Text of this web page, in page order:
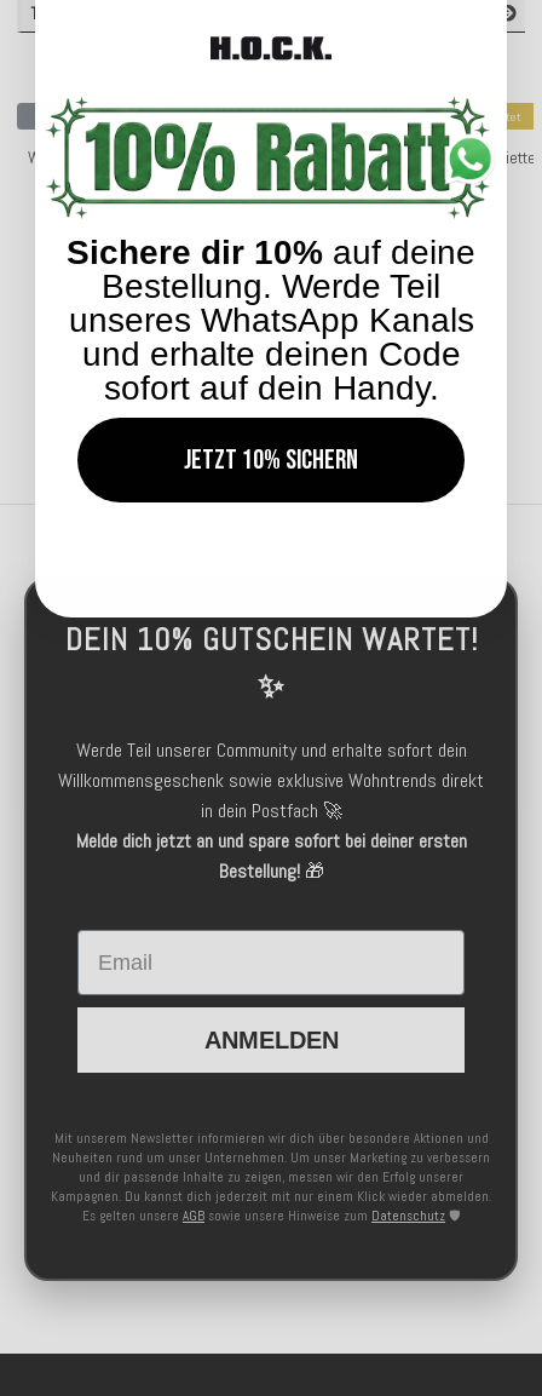
Top bewertet
Bald wieder da
WV 3-teiliges Tablett-Set Türkis mit goldener Umrandung
19,90 €*
Bald wieder verfügbar
Top bewertet
ppd
DEIN 10% GUTSCHEIN WARTET!
✨
Werde Teil unserer Community und erhalte sofort dein
Willkommensgeschenk sowie exklusive Wohntrends direkt
in dein Postfach 🚀
Melde dich jetzt an und spare sofort bei deiner ersten
Bestellung!🎁
Email
ANMELDEN
Mit unserem Newsletter informieren wir dich über besondere Aktionen und
Neuheiten rund um unser Unternehmen. Um unser Marketing zu verbessern
und dir passende Inhalte zu zeigen, messen wir den Erfolg unserer
Kampagnen. Du kannst dich jederzeit mit nur einem Klick wieder abmelden.
Es gelten unsere AGB sowie unsere Hinweise zum Datenschutz 🛡️
Sichere dir 10% auf deine
Bestellung. Werde Teil
unseres WhatsApp Kanals
und erhalte deinen Code
sofort auf dein Handy.
Jetzt 10% sichern